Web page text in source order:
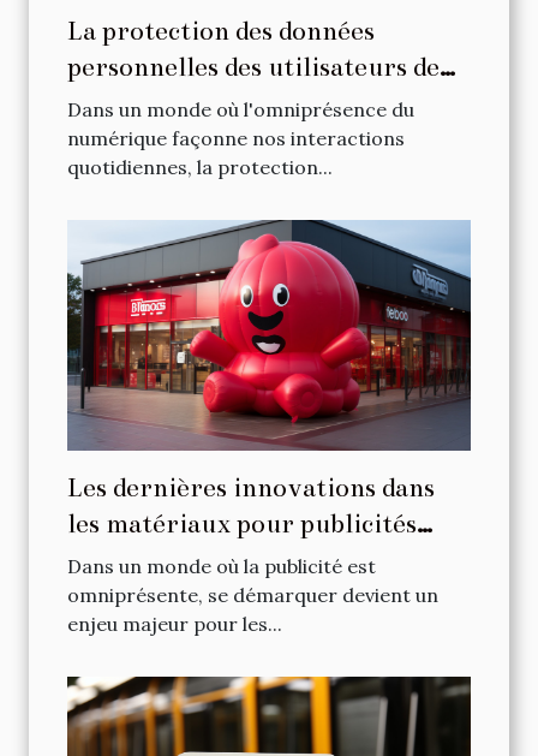
La protection des données
personnelles des utilisateurs de
prompteurs en ligne
Dans un monde où l'omniprésence du
numérique façonne nos interactions
quotidiennes, la protection...
Les dernières innovations dans
les matériaux pour publicités
gonflables
Dans un monde où la publicité est
omniprésente, se démarquer devient un
enjeu majeur pour les...